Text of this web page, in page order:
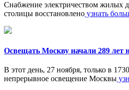
Снабжение электричеством жилых
столицы восстановлено узнать
Освещать Москву начали 289 лет
В этот день, 27 ноября, только в
непрерывное освещение Москвы